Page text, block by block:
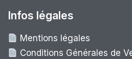
Infos légales
Mentions légales
Conditions Générales de